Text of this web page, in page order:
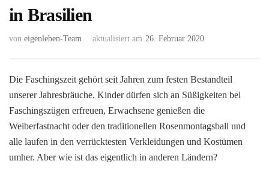
in Brasilien
von eigenleben-Team aktualisiert am 26. Februar 2020
Die Faschingszeit gehört seit Jahren zum festen Bestandteil
unserer Jahresbräuche. Kinder dürfen sich an Süßigkeiten bei
Faschingszügen erfreuen, Erwachsene genießen die
Weiberfastnacht oder den traditionellen Rosenmontagsball und
alle laufen in den verrücktesten Verkleidungen und Kostümen
umher. Aber wie ist das eigentlich in anderen Ländern?